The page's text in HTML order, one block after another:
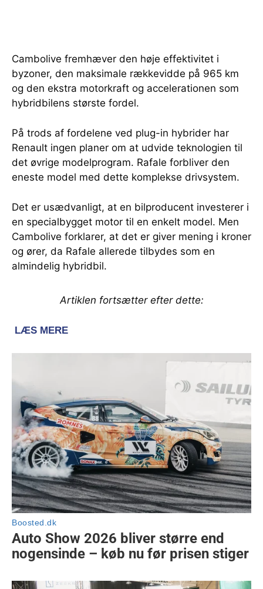
Cambolive fremhæver den høje effektivitet i
byzoner, den maksimale rækkevidde på 965 km
og den ekstra motorkraft og accelerationen som
hybridbilens største fordel.
På trods af fordelene ved plug-in hybrider har
Renault ingen planer om at udvide teknologien til
det øvrige modelprogram. Rafale forbliver den
eneste model med dette komplekse drivsystem.
Det er usædvanligt, at en bilproducent investerer i
en specialbygget motor til en enkelt model. Men
Cambolive forklarer, at det er giver mening i kroner
og ører, da Rafale allerede tilbydes som en
almindelig hybridbil.
Artiklen fortsætter efter dette: